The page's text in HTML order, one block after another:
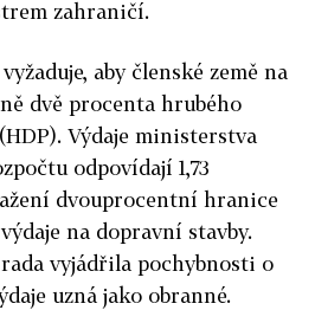
zahraničí.
aby členské země na
dvě procenta hrubého
Výdaje ministerstva
odpovídají 1,73
dvouprocentní hranice
na dopravní stavby.
vyjádřila pochybnosti o
uzná jako obranné.